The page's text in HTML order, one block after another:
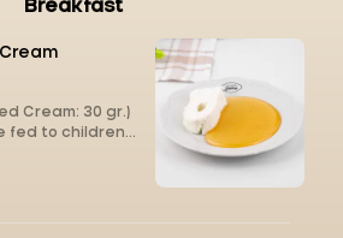
Breakfast
Cream: 30 gr.)
fed to children